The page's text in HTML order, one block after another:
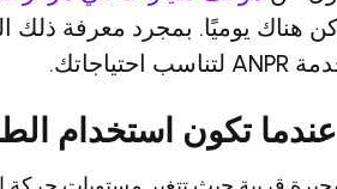
هناك يوميًا. بمجرد معرفة